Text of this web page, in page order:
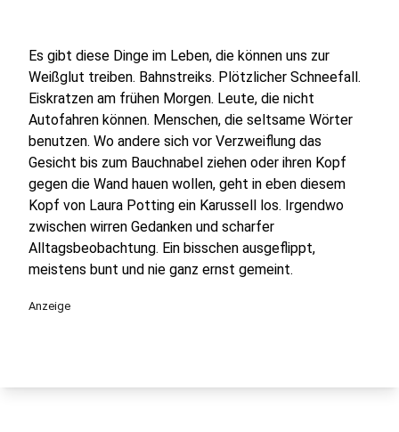
Es gibt diese Dinge im Leben, die können uns zur
Weißglut treiben. Bahnstreiks. Plötzlicher Schneefall.
Eiskratzen am frühen Morgen. Leute, die nicht
Autofahren können. Menschen, die seltsame Wörter
benutzen. Wo andere sich vor Verzweiflung das
Gesicht bis zum Bauchnabel ziehen oder ihren Kopf
gegen die Wand hauen wollen, geht in eben diesem
Kopf von Laura Potting ein Karussell los. Irgendwo
zwischen wirren Gedanken und scharfer
Alltagsbeobachtung. Ein bisschen ausgeflippt,
meistens bunt und nie ganz ernst gemeint.
Anzeige